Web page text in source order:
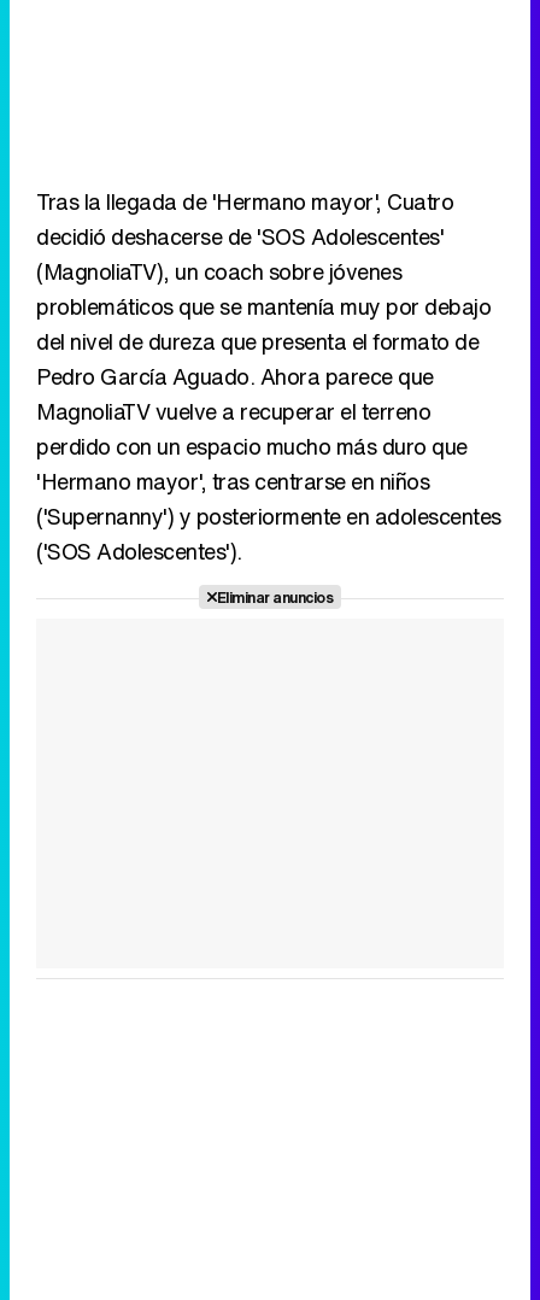
Tras la llegada de 'Hermano mayor', Cuatro
decidió deshacerse de 'SOS Adolescentes'
(MagnoliaTV), un coach sobre jóvenes
problemáticos que se mantenía muy por debajo
del nivel de dureza que presenta el formato de
Pedro García Aguado. Ahora parece que
MagnoliaTV vuelve a recuperar el terreno
perdido con un espacio mucho más duro que
'Hermano mayor', tras centrarse en niños
('Supernanny') y posteriormente en adolescentes
('SOS Adolescentes').
Eliminar anuncios